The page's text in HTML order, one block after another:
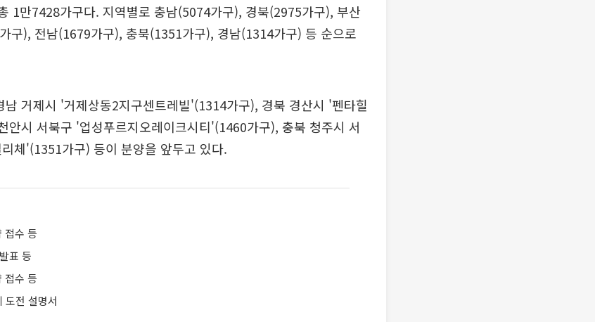
1만7428가구다. 지역별로 충남(5074가구), 경북(2975가구), 부산
구), 전남(1679가구), 충북(1351가구), 경남(1314가구) 등 순으로
남 거제시 '거제상동2지구센트레빌'(1314가구), 경북 경산시 '펜타힐
안시 서북구 '업성푸르지오레이크시티'(1460가구), 충북 청주시 서
체'(1351가구) 등이 분양을 앞두고 있다.
접수 등
표 등
접수 등
도전 설명서